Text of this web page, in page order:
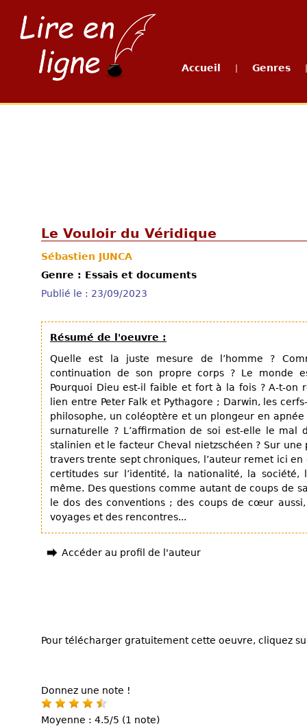
Accueil Genres
Le Vouloir du Véridique
Sébastien JUNCA
Genre : Essais et documents
Publié le : 23/09/2023
Résumé de l'oeuvre :
Quelle est la juste mesure de l’homme ?
continuation de son propre corps ? Le monde
Pourquoi Dieu est-il faible et fort à la fois ? A-t-on
lien entre Peter Falk et Pythagore ; Darwin, les
philosophe, un coléoptère et un plongeur en apnée
surnaturelle ? L’affirmation de soi est-elle le mal
stalinien et le facteur Cheval nietzschéen ? Sur
travers trente sept chroniques, l’auteur remet ici
certitudes sur l’identité, la nationalité, la
même. Des questions comme autant de coups de
le dos des conventions ; des coups de cœur
voyages et des rencontres...
Accéder au profil de l'auteur
Pour télécharger gratuitement cette oeuvre, cliquez
Donnez une note !
Moyenne : 4.5/5 (1 note)